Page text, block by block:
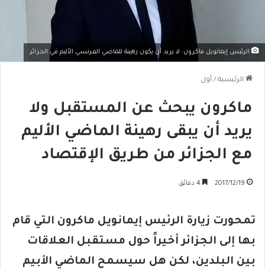
الرئيس إيمانويل ماكرون: لا يريد أن يكون رهينة للماضي الفرنسي الأليم في الجزائر
الرئيسية / أول
ماكرون يبحث عن المستقبل ولا
يريد أن يبقى رهينة الماضي الأليم
مع الجزائر من طريق الإقتصاد
2017/12/19
تمحورت زيارة الرئيس إيمانويل ماكرون التي قام
بها إلى الجزائر أخيراً حول مستقبل العلاقات
بين البلدين، لكن هل سيسمح الماضي الأبيم